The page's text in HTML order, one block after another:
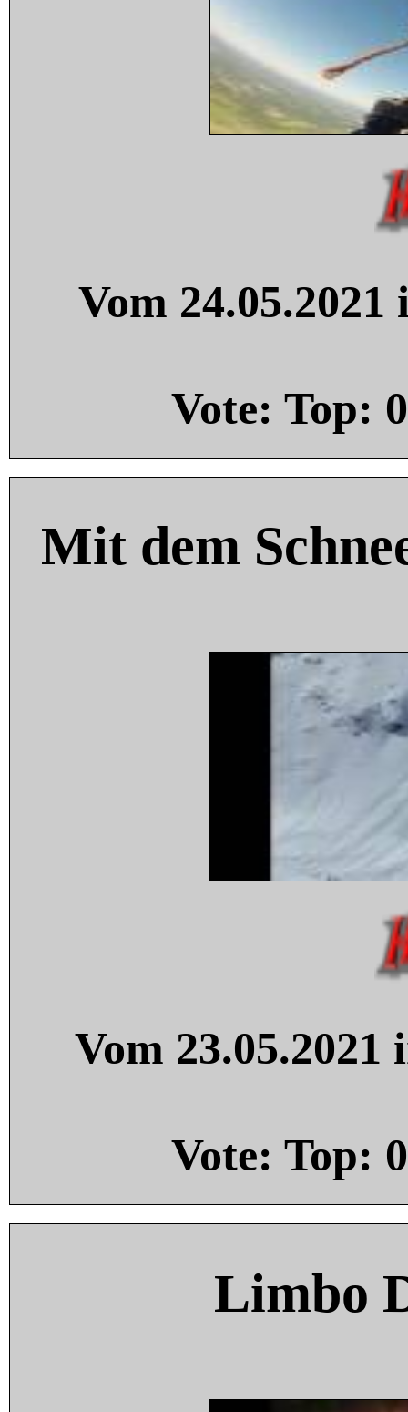
Vom
Vote: Top: 0
Mit dem
Vom
Vote: Top: 0
Limbo